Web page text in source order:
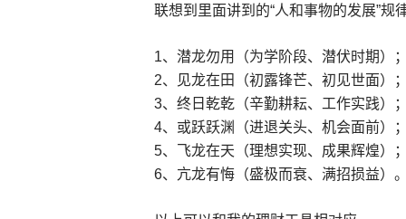
联想到里面讲到的“人和事物的发展”规
1、潜龙勿用（为学阶段、潜伏时期）
2、见龙在田（初露锋芒、初见世面）
3、终日乾乾（辛勤耕耘、工作实践）
4、或跃跃渊（进退关头、机会面前）
5、飞龙在天（理想实现、成果辉煌）
6、亢龙有悔（盛极而衰、满招损益）